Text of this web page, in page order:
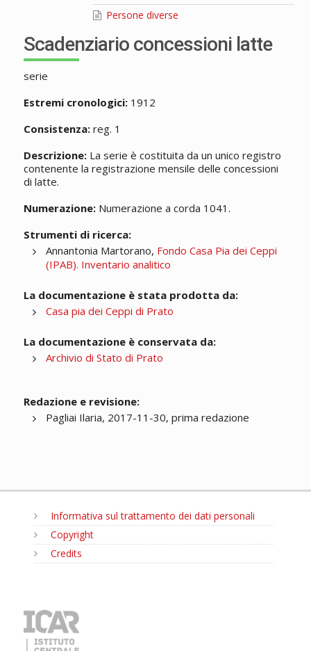
Persone diverse
Scadenziario concessioni latte
serie
Estremi cronologici:1912
Consistenza:reg. 1
Descrizione:La serie è costituita da un unico registro
contenente la registrazione mensile delle concessioni
di latte.
Numerazione:Numerazione a corda 1041.
Strumenti di ricerca:
Annantonia Martorano, Fondo Casa Pia dei Ceppi
(IPAB). Inventario analitico
La documentazione è stata prodotta da:
Casa pia dei Ceppi di Prato
La documentazione è conservata da:
Archivio di Stato di Prato
Redazione e revisione:
Pagliai Ilaria, 2017-11-30, prima redazione
Informativa sul trattamento dei dati personali
Copyright
Credits